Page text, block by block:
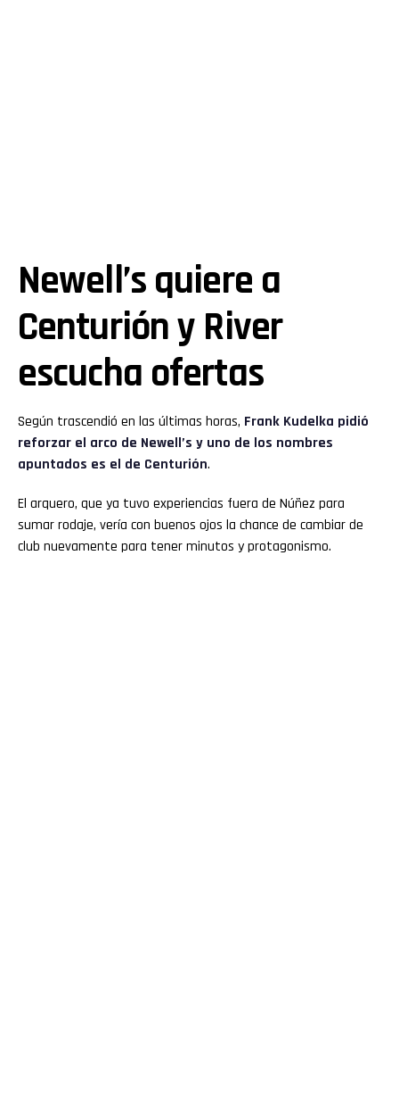
Newell’s quiere a
Centurión y River
escucha ofertas
Según trascendió en las últimas horas, Frank Kudelka pidió
reforzar el arco de Newell’s y uno de los nombres
apuntados es el de Centurión.
El arquero, que ya tuvo experiencias fuera de Núñez para
sumar rodaje, vería con buenos ojos la chance de cambiar de
club nuevamente para tener minutos y protagonismo.